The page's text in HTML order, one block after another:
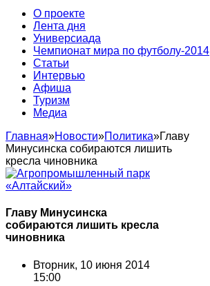
О проекте
Лента дня
Универсиада
Чемпионат мира по футболу-2014
Статьи
Интервью
Афиша
Туризм
Медиа
Главная»Новости»Политика»Главу
Минусинска собираются лишить
кресла чиновника
Главу Минусинска
собираются лишить кресла
чиновника
Вторник, 10 июня 2014
15:00